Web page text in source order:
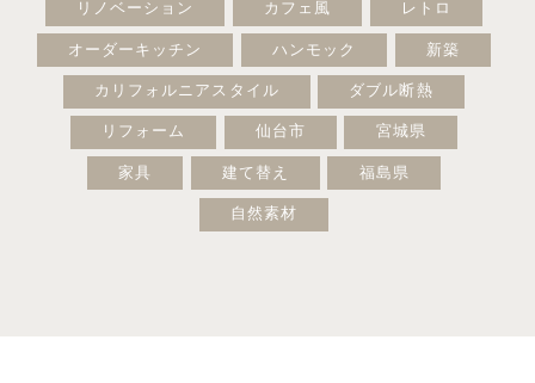
リノベーション カフェ風 レトロ
オーダーキッチン ハンモック 新築
カリフォルニアスタイル ダブル断熱
リフォーム 仙台市 宮城県
家具 建て替え 福島県
自然素材